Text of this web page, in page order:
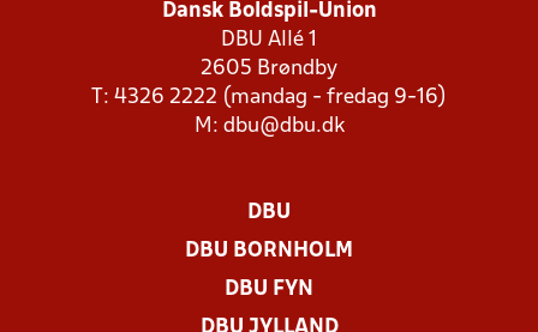
Dansk Boldspil-Union
DBU Allé 1
2605 Brøndby
T: 4326 2222 (mandag - fredag 9-16)
M: dbu@dbu.dk
DBU
DBU BORNHOLM
DBU FYN